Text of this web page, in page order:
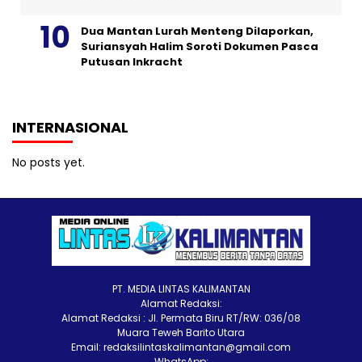
Dua Mantan Lurah Menteng Dilaporkan,
Suriansyah Halim Soroti Dokumen Pasca
Putusan Inkracht
INTERNASIONAL
No posts yet.
PT. MEDIA LINTAS KALIMANTAN
Alamat Redaksi:
Alamat Redaksi : Jl. Permata Biru RT/RW: 036/08
Muara Teweh Barito Utara
Email: redaksilintaskalimantan@gmail.com